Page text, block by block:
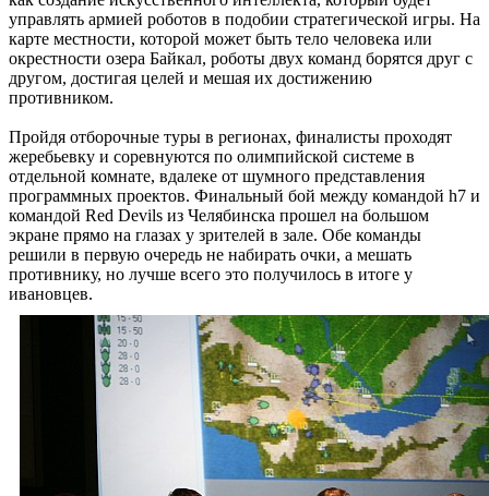
управлять армией роботов в подобии стратегической игры. На
карте местности, которой может быть тело человека или
окрестности озера Байкал, роботы двух команд борятся друг с
другом, достигая целей и мешая их достижению
противником.
Пройдя отборочные туры в регионах, финалисты проходят
жеребьевку и соревнуются по олимпийской системе в
отдельной комнате, вдалеке от шумного представления
программных проектов. Финальный бой между командой h7 и
командой Red Devils из Челябинска прошел на большом
экране прямо на глазах у зрителей в зале. Обе команды
решили в первую очередь не набирать очки, а мешать
противнику, но лучше всего это получилось в итоге у
ивановцев.